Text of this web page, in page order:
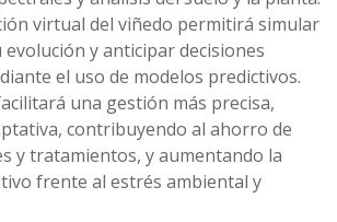
virtual del viñedo permitirá simular
y anticipar decisiones
el uso de modelos predictivos.
una gestión más precisa,
contribuyendo al ahorro de
y tratamientos, y aumentando la
frente al estrés ambiental y